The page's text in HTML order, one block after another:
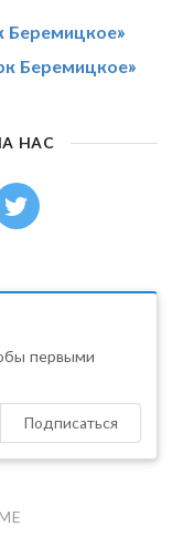
Беремицкое»
Беремицкое»
НАС
первыми
Подписаться